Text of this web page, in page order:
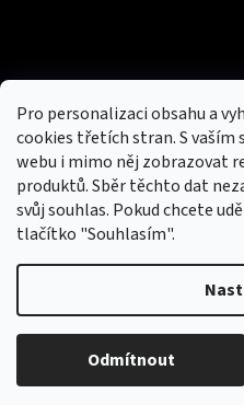
Pro personalizaci obsahu a
cookies třetích stran. S vaším
webu i mimo něj zobrazovat
produktů. Sběr těchto dat
svůj souhlas. Pokud chcete
tlačítko "Souhlasím".
Odmítnout
Nový obchod s batohy,
Copyright 2026hotovebryle.cz